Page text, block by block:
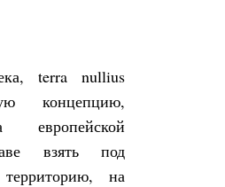
terra nullius
концепцию,
европейской
взять под
на